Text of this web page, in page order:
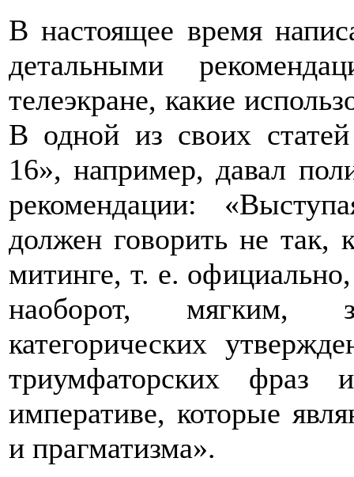
В настоящее время
деталь­ными
телеэкране, какие
В одной из своих
16», например, давал
рекомендации:
должен говорить не так,
митинге, т. е.
наоборот, мягким,
категорических
триумфаторских
императиве, которые
и прагматизма».